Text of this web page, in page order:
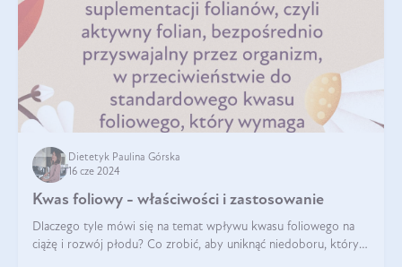
Dietetyk Paulina Górska
16 cze 2024
Kwas foliowy - właściwości i zastosowanie
Dlaczego tyle mówi się na temat wpływu kwasu foliowego na
ciążę i rozwój płodu? Co zrobić, aby uniknąć niedoboru, który